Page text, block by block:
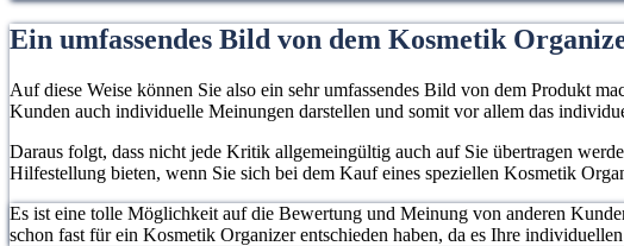
Ein umfassendes Bild von dem Kosmetik
Auf diese Weise können Sie also ein sehr umfassendes Bild von dem Produkt
Kunden auch individuelle Meinungen darstellen und somit vor allem das
Daraus folgt, dass nicht jede Kritik allgemeingültig auch auf Sie übertragen
Hilfestellung bieten, wenn Sie sich bei dem Kauf eines speziellen Kosmetik
Es ist eine tolle Möglichkeit auf die Bewertung und Meinung von anderen
schon fast für ein Kosmetik Organizer entschieden haben, da es Ihre